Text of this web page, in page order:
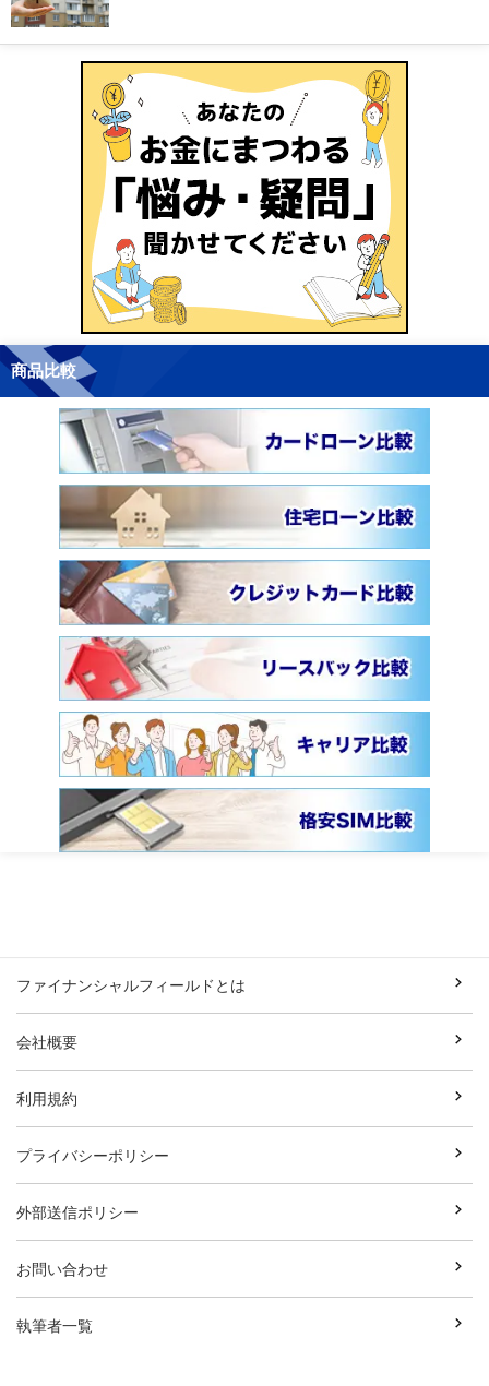
商品比較
ファイナンシャルフィールドとは
会社概要
利用規約
プライバシーポリシー
外部送信ポリシー
お問い合わせ
執筆者一覧